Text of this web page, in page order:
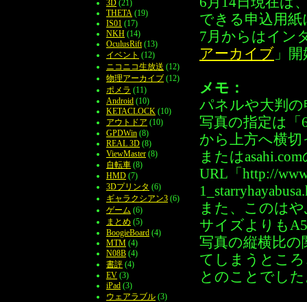
できる申込用
7月からはイン
アーカイブ 」
メモ：
パネルや大判の
写真の指定は「
から上方へ横
またはasahi.com
URL「http://
また、このは
サイズよりも
写真の縦横比
てしまうとこ
とのことでし
3D (21)
THETA (19)
IS01 (17)
NKH (14)
OculusRift (13)
イベント (12)
ニコニコ生放送 (12)
物理アーカイブ (12)
ポメラ (11)
Android (10)
KETACLOCK (10)
アウトドア (10)
GPDWin (8)
REAL 3D (8)
ViewMaster (8)
自転車 (8)
HMD (7)
3Dプリンタ (6)
ギャラクシアン3 (6)
ゲーム (6)
まとめ (5)
BoogieBoard (4)
MTM (4)
N08B (4)
書評 (4)
EV (3)
iPad (3)
ウェアラブル (3)